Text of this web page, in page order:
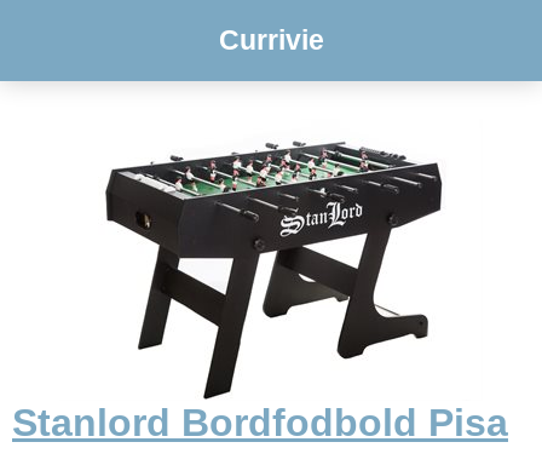
Currivie
Stanlord Bordfodbold Pisa